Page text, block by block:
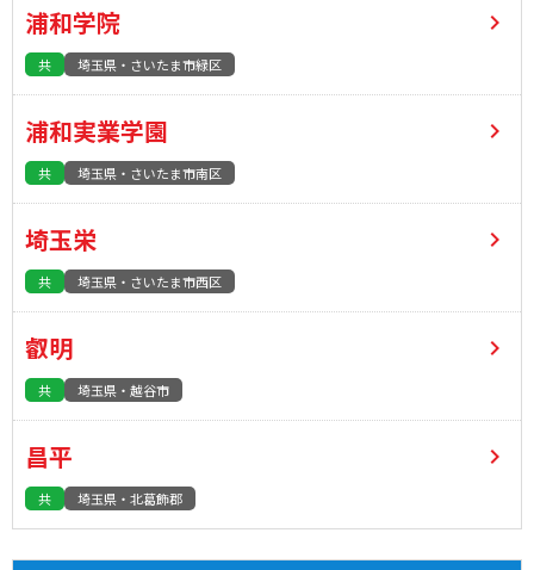
浦和学院
共 埼玉県・さいたま市緑区
浦和実業学園
共 埼玉県・さいたま市南区
埼玉栄
共 埼玉県・さいたま市西区
叡明
共 埼玉県・越谷市
昌平
共 埼玉県・北葛飾郡